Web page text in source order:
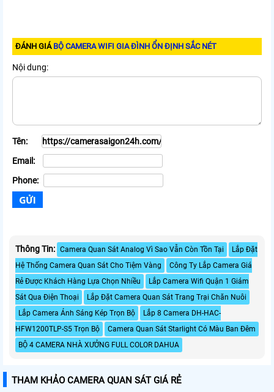
ĐÁNH GIÁ BỘ CAMERA WIFI GIA ĐÌNH ỔN ĐỊNH SẮC NÉT
Nội dung:
Tên:
Email:
Phone:
Thông Tin: Camera Quan Sát Analog Vì Sao Vẫn Còn Tồn Tại
Lắp Đặt
Hệ Thống Camera Quan Sát Cho Tiệm Vàng
Công Ty Lắp Camera Giá
Rẻ Được Khách Hàng Lựa Chọn Nhiều
Lắp Camera Wifi Quận 1 Giám
Sát Qua Điện Thoại
Lắp Đặt Camera Quan Sát Trang Trại Chăn Nuôi
Lắp Camera Ánh Sáng Kép Trọn Bộ
Lắp 8 Camera DH-HAC-
HFW1200TLP-S5 Trọn Bộ
Camera Quan Sát Starlight Có Màu Ban Đêm
BỘ 4 CAMERA NHÀ XƯỞNG FULL COLOR DAHUA
THAM KHẢO CAMERA QUAN SÁT GIÁ RẺ